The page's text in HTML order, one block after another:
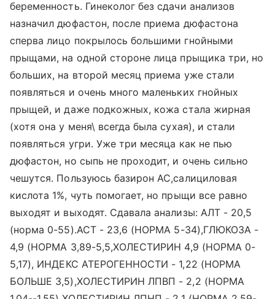
беременность. Гинеколог без сдачи анализов
назначил дюфастон, после приема дюфастона
сперва лицо покрылось большими гнойными
прыщами, на одной стороне лица прыщика три, но
больших, на второй месяц приема уже стали
появляться и очень много маленьких гнойных
прыщей, и даже подкожных, кожа стала жирная
(хотя она у меня\ всегда была сухая), и стали
появляться угри. Уже три месяца как не пью
дюфастон, но сыпь не проходит, и очень сильно
чешутся. Пользуюсь базирон АС,салициловая
кислота 1%, чуть помогает, но прыщи все равно
выходят и выходят. Сдавала анализы: АЛТ - 20,5
(норма 0-55).АСТ - 23,6 (НОРМА 5-34),ГЛЮКОЗА -
4,9 (НОРМА 3,89-5,5,ХОЛЕСТИРИН 4,9 (НОРМА 0-
5,17), ИНДЕКС АТЕРОГЕННОСТИ - 1,22 (НОРМА
БОЛЬШЕ 3,5),ХОЛЕСТИРИН ЛПВП - 2,2 (НОРМА